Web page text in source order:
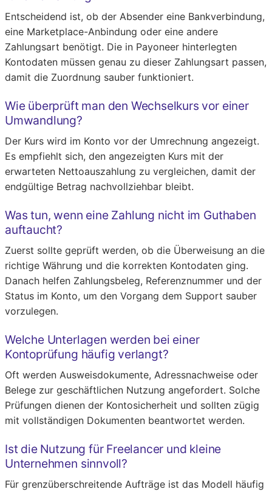
Entscheidend ist, ob der Absender eine Bankverbindung,
eine Marketplace-Anbindung oder eine andere
Zahlungsart benötigt. Die in Payoneer hinterlegten
Kontodaten müssen genau zu dieser Zahlungsart passen,
damit die Zuordnung sauber funktioniert.
Wie überprüft man den Wechselkurs vor einer
Umwandlung?
Der Kurs wird im Konto vor der Umrechnung angezeigt.
Es empfiehlt sich, den angezeigten Kurs mit der
erwarteten Nettoauszahlung zu vergleichen, damit der
endgültige Betrag nachvollziehbar bleibt.
Was tun, wenn eine Zahlung nicht im Guthaben
auftaucht?
Zuerst sollte geprüft werden, ob die Überweisung an die
richtige Währung und die korrekten Kontodaten ging.
Danach helfen Zahlungsbeleg, Referenznummer und der
Status im Konto, um den Vorgang dem Support sauber
vorzulegen.
Welche Unterlagen werden bei einer
Kontoprüfung häufig verlangt?
Oft werden Ausweisdokumente, Adressnachweise oder
Belege zur geschäftlichen Nutzung angefordert. Solche
Prüfungen dienen der Kontosicherheit und sollten zügig
mit vollständigen Dokumenten beantwortet werden.
Ist die Nutzung für Freelancer und kleine
Unternehmen sinnvoll?
Für grenzüberschreitende Aufträge ist das Modell häufig